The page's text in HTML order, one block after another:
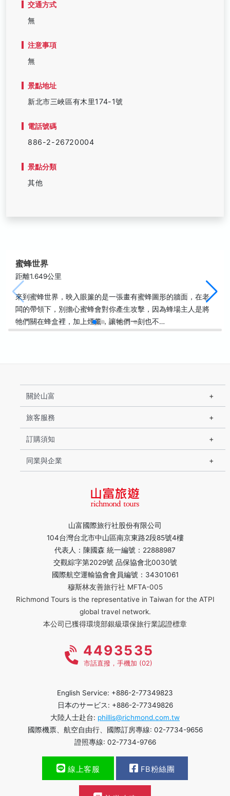
交通方式
無
注意事項
無
景點地址
新北市三峽區有木里174-1號
電話號碼
886-2-26720004
景點分類
其他
蜜蜂世界
距離1.649公里
來到蜜蜂世界，映入眼簾的是一張畫有蜜蜂圖形的牆面，在老
闆的帶領下，別擔心蜜蜂會對你產生攻擊，因為蜂場主人是將
牠們關在蜂盒裡，加上煙薰，讓牠們一刻也不…
山富國際旅行社股份有限公司
104台灣台北市中山區南京東路2段85號4樓
代表人：陳國森 統一編號：22888987
交觀綜字第2029號 品保協會北0030號
國際航空運輸協會會員編號：34301061
穆斯林友善旅行社 MFTA-005
Richmond Tours is the representative in Taiwan for the ATPI
global travel network.
本公司已獲得環境部銀級環保旅行業認證標章
關於山富
旅客服務
訂購須知
同業與企業
4493535
市話直撥，手機加 (02)
English Service: +886-2-77349823
日本のサービス: +886-2-77349826
大陸人士赴台: phillis@richmond.com.tw
國際機票、航空自由行、國際訂房專線: 02-7734-9656
證照專線: 02-7734-9766
線上客服 FB粉絲團